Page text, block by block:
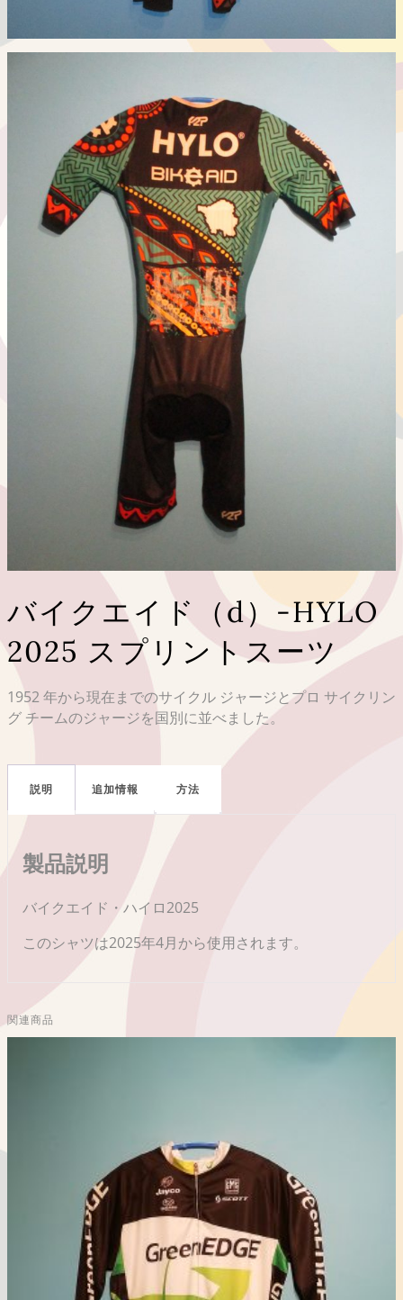
バイクエイド（d）-HYLO
2025 スプリントスーツ
1952 年から現在までのサイクル ジャージとプロ サイクリン
グ チームのジャージを国別に並べました。
説明 追加情報 方法
製品説明
バイクエイド・ハイロ2025
このシャツは2025年4月から使用されます。
関連商品